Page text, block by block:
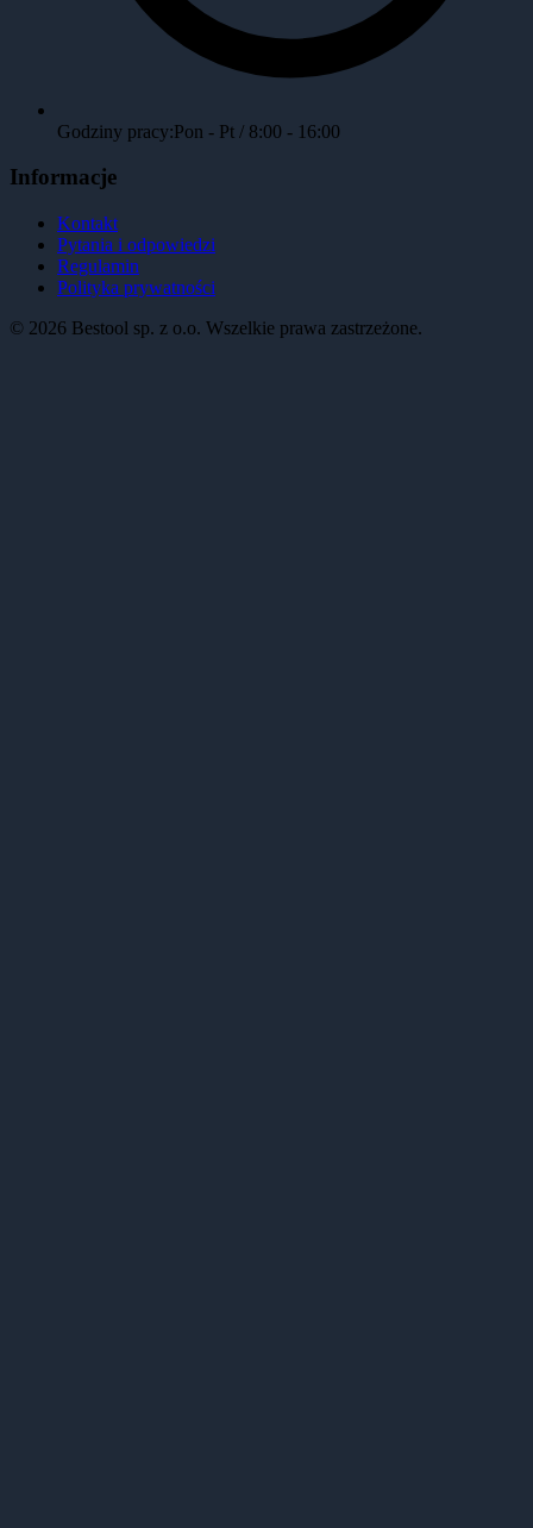
Godziny pracy:Pon - Pt / 8:00 - 16:00
Informacje
Kontakt
Pytania i odpowiedzi
Regulamin
Polityka prywatności
© 2026 Bestool sp. z o.o. Wszelkie prawa zastrzeżone.